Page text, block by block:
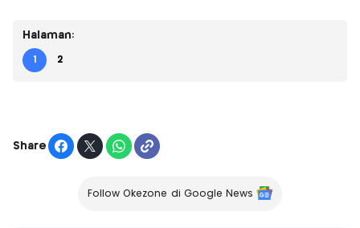
Halaman:
1 2
Share
Follow Okezone di Google News